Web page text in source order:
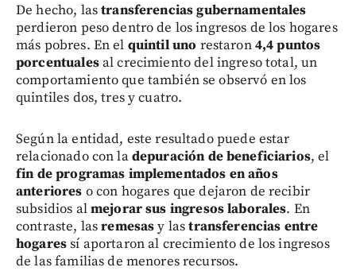
De hecho, lastransferencias gubernamentales
perdieron peso dentro de los ingresos de los hogares
más pobres. En el quintil uno restaron4,4 puntos
porcentualesal crecimiento del ingreso total, un
comportamiento que también se observó en los
quintiles dos, tres y cuatro.
Según la entidad, este resultado puede estar
relacionado con ladepuración de beneficiarios, el
fin de programas implementados en años
anteriores o con hogares que dejaron de recibir
subsidios almejorar sus ingresos laborales. En
contraste, lasremesasy lastransferencias entre
hogaressí aportaron al crecimiento de los ingresos
de las familias de menores recursos.